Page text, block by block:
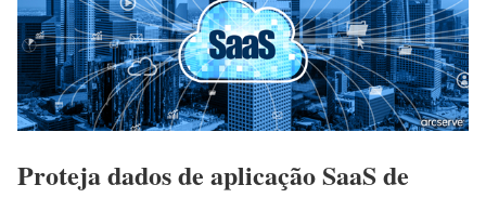
Proteja dados de aplicação SaaS de